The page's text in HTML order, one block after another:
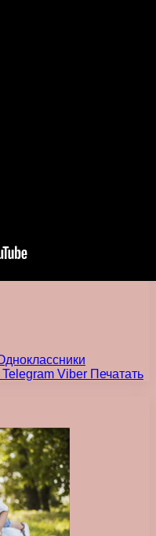
Telegram Viber Печатать